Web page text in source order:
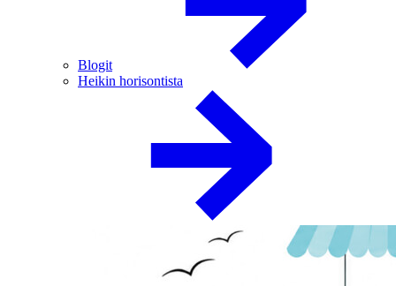
Blogit
Heikin horisontista